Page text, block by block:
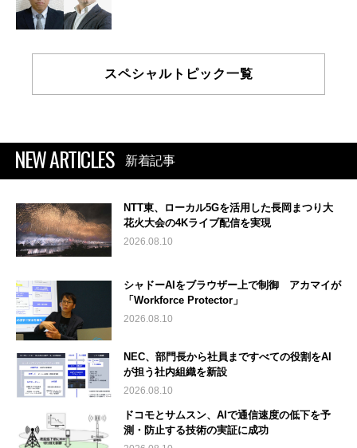
スペシャルトピック一覧
NEW ARTICLES 新着記事
NTT東、ローカル5Gを活用した長岡まつり大
花火大会の4Kライブ配信を実現
2026.08.10
シャドーAIをブラウザー上で制御 アカマイが
「Workforce Protector」
2026.08.10
NEC、部門長から社員まですべての役割をAI
が担う社内組織を新設
2026.08.10
ドコモとサムスン、AIで通信速度の低下を予
測・防止する技術の実証に成功